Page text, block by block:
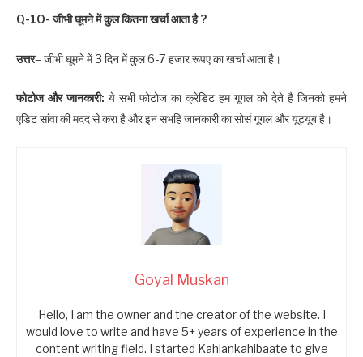
Q-10- जीभी घूमने में कुल कितना खर्चा आता है ?
उत्तर– जीभी घूमने में 3 दिन में कुल 6-7 हजार रूपए का खर्चा आता है।
फोटोज और जानकारी: ये सभी फोटोज का क्रेडिट हम गूगल को देते है जिनको हमने
एडिट सांवा की मदद से करा है और इन सभहि जानकारी का सोर्स गूगल और यूट्यूब है।
Goyal Muskan
Hello, I am the owner and the creator of the website. I
would love to write and have 5+ years of experience in the
content writing field. I started Kahiankahibaate to give